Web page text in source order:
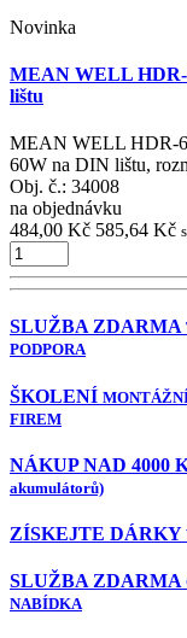
Novinka
MEAN WELL HDR-
lištu
MEAN WELL HDR-
60W na DIN lištu,
Obj. č.: 34008
na objednávku
484,00 Kč 585,64 Kč
SLUŽBA ZDARMA
PODPORA
ŠKOLENÍ
FIREM
NÁKUP NAD 4000
akumulátorů)
ZÍSKEJTE DÁRKY
SLUŽBA ZDARMA
NABÍDKA